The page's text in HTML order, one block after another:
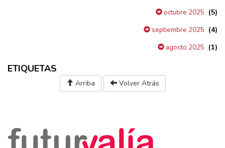
octubre 2025 (5)
septiembre 2025 (4)
agosto 2025 (1)
ETIQUETAS
Arriba Volver Atrás